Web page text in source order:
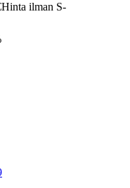
Hinta ilman S-